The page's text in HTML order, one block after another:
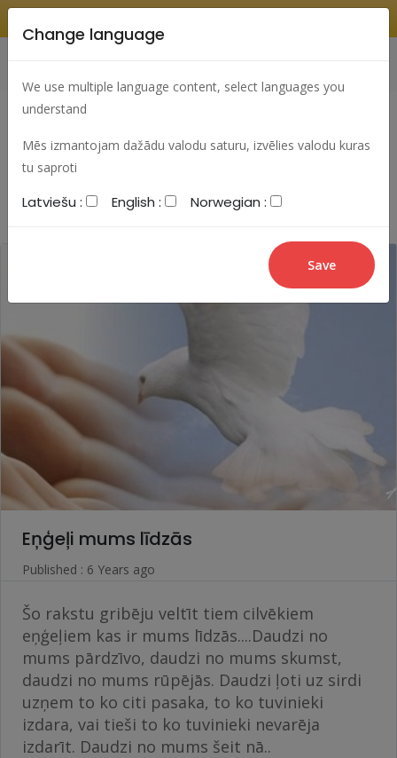
Change language
We use multiple language content, select languages you
understand
Mēs izmantojam dažādu valodu saturu, izvēlies valodu kuras
tu saproti
Latviešu : English : Norwegian :
Most viewed articles Best articles
Most commented articles
Eņģeļi mums līdzās
Published : 6 Years ago
Šo rakstu gribēju veltīt tiem cilvēkiem
eņģeļiem kas ir mums līdzās....Daudzi no
mums pārdzīvo, daudzi no mums skumst,
daudzi no mums rūpējās. Daudzi ļoti uz sirdi
uzņem to ko citi pasaka, to ko tuvinieki
izdara, vai tieši to ko tuvinieki nevarēja
izdarīt. Daudzi no mums šeit nā..